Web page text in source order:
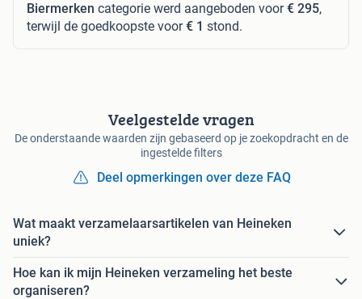
Biermerken categorie werd aangeboden voor€ 295,
terwijl de goedkoopste voor€ 1 stond.
Veelgestelde vragen
De onderstaande waarden zijn gebaseerd op je zoekopdracht en de
ingestelde filters
Deel opmerkingen over deze FAQ
Wat maakt verzamelaarsartikelen van Heineken
uniek?
Hoe kan ik mijn Heineken verzameling het beste
organiseren?